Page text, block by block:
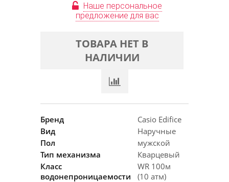
Наше персональное
предложение для вас
ТОВАРА НЕТ В
НАЛИЧИИ
Бренд
Casio Edifice
Вид
Наручные
Пол
мужской
Тип механизма
Кварцевый
Класс
водонепроницаемости
WR 100м
(10 атм)